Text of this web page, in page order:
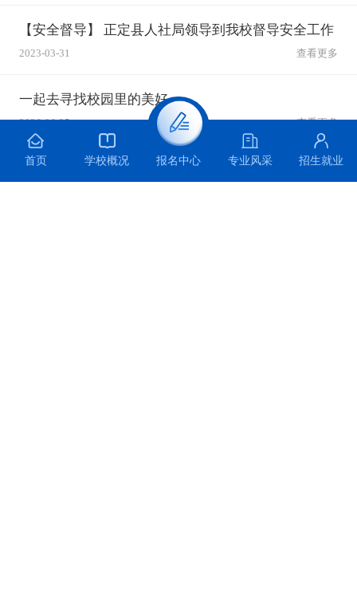
【安全督导】 正定县人社局领导到我校督导安全工作
2023-03-31 查看更多
一起去寻找校园里的美好
2026-06-25 查看更多
主题宣讲 | 青春无毒 向阳而生 ——石家庄装备制造学校开展防范青少年药物滥用主题宣讲活动
首页 学校概况 报名中心 专业风采 招生就业